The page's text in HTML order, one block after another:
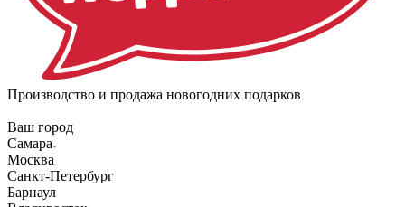
Производство и продажа новогодних подарков
Ваш город
Самара
Москва
Санкт-Петербург
Барнаул